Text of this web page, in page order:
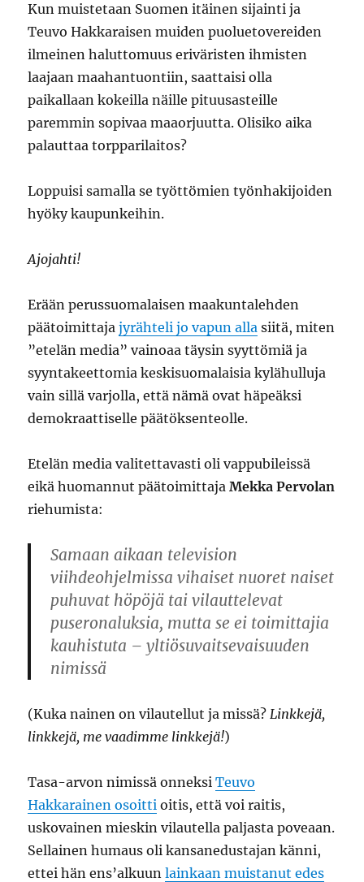
Kun muistetaan Suomen itäinen sijainti ja
Teuvo Hakkaraisen muiden puoluetovereiden
ilmeinen haluttomuus eriväristen ihmisten
laajaan maahantuontiin, saattaisi olla
paikallaan kokeilla näille pituusasteille
paremmin sopivaa maaorjuutta. Olisiko aika
palauttaa torpparilaitos?
Loppuisi samalla se työttömien työnhakijoiden
hyöky kaupunkeihin.
Ajojahti!
Erään perussuomalaisen maakuntalehden
päätoimittajajyrähteli jo vapun alla siitä, miten
”etelän media” vainoaa täysin syyttömiä ja
syyntakeettomia keskisuomalaisia kylähulluja
vain sillä varjolla, että nämä ovat häpeäksi
demokraattiselle päätöksenteolle.
Etelän media valitettavasti oli vappubileissä
eikä huomannut päätoimittajaMekka Pervolan
riehumista:
Samaan aikaan television
viihdeohjelmissa vihaiset nuoret naiset
puhuvat höpöjä tai vilauttelevat
puseronaluksia, mutta se ei toimittajia
kauhistuta – yltiösuvaitsevaisuuden
nimissä
(Kuka nainen on vilautellut ja missä?Linkkejä,
linkkejä, me vaadimme linkkejä!)
Tasa-arvon nimissä onneksiTeuvo
Hakkarainen osoitti oitis, että voi raitis,
uskovainen mieskin vilautella paljasta poveaan.
Sellainen humaus oli kansanedustajan känni,
ettei hän ens’alkuunlainkaan muistanut edes